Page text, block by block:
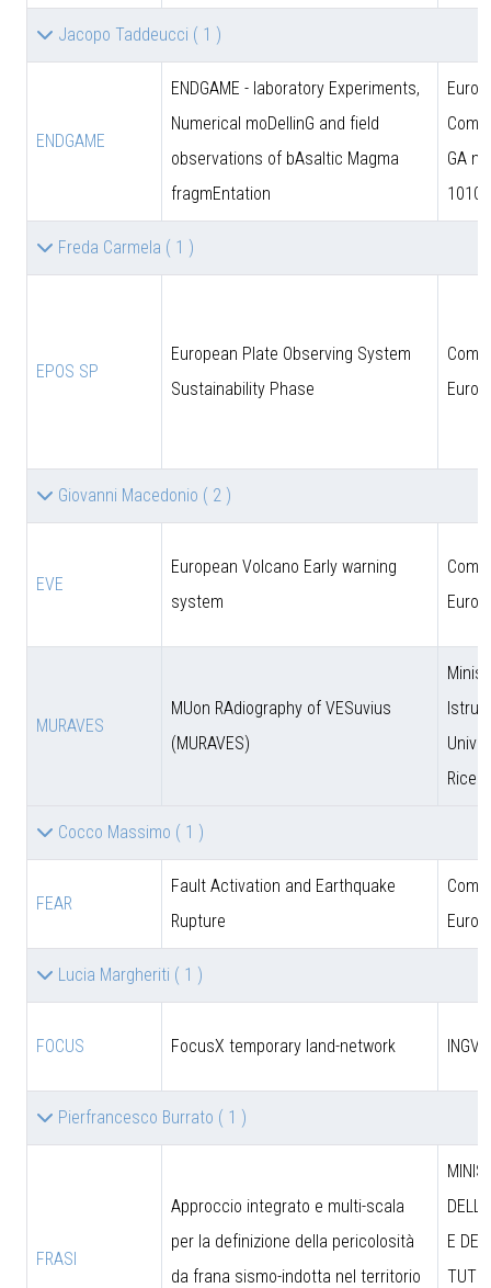
Jacopo Taddeucci ( 1 )
ENDGAME
ENDGAME - laboratory Experiments,
Numerical moDellinG and field
observations of bAsaltic Magma
fragmEntation
GA n.
Freda Carmela ( 1 )
EPOS SP
European Plate Observing System
Sustainability Phase
Giovanni Macedonio ( 2 )
EVE
European Volcano Early warning
system
MURAVES
MUon RAdiography of VESuvius
(MURAVES)
Cocco Massimo ( 1 )
FEAR
Fault Activation and Earthquake
Rupture
Lucia Margheriti ( 1 )
FOCUS FocusX temporary land-network INGV
Pierfrancesco Burrato ( 1 )
FRASI
Approccio integrato e multi-scala
per la definizione della pericolosità
da frana sismo-indotta nel territorio
E